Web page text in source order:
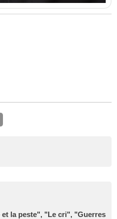
la peste", "Le cri", "Guerres